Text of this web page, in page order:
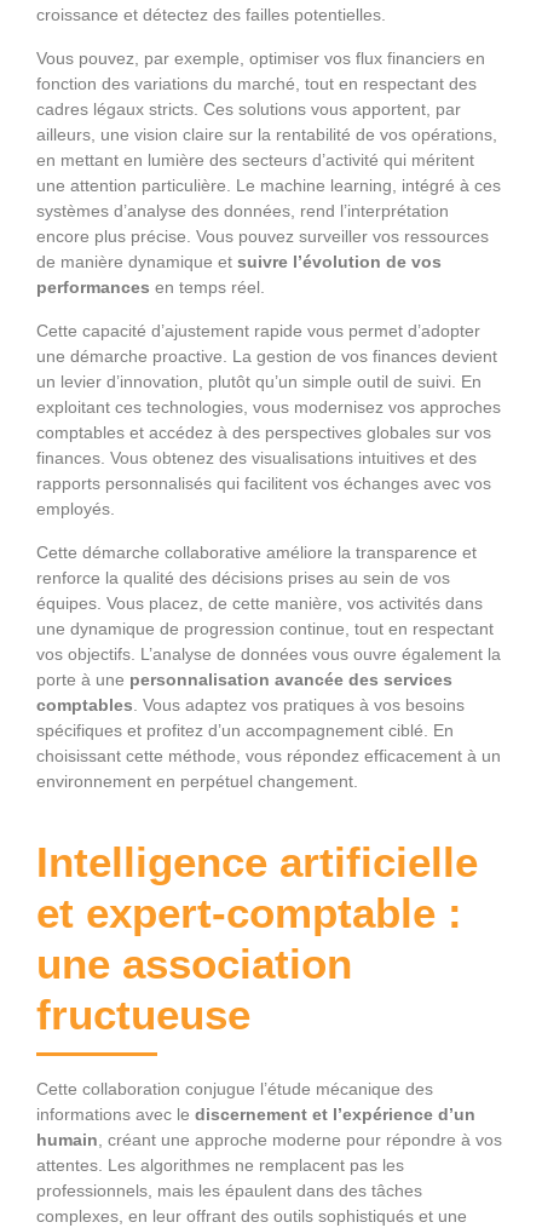
croissance et détectez des failles potentielles.
Vous pouvez, par exemple, optimiser vos flux financiers en
fonction des variations du marché, tout en respectant des
cadres légaux stricts. Ces solutions vous apportent, par
ailleurs, une vision claire sur la rentabilité de vos opérations,
en mettant en lumière des secteurs d’activité qui méritent
une attention particulière. Le machine learning, intégré à ces
systèmes d’analyse des données, rend l’interprétation
encore plus précise. Vous pouvez surveiller vos ressources
de manière dynamique et suivre l’évolution de vos
performances en temps réel.
Cette capacité d’ajustement rapide vous permet d’adopter
une démarche proactive. La gestion de vos finances devient
un levier d’innovation, plutôt qu’un simple outil de suivi. En
exploitant ces technologies, vous modernisez vos approches
comptables et accédez à des perspectives globales sur vos
finances. Vous obtenez des visualisations intuitives et des
rapports personnalisés qui facilitent vos échanges avec vos
employés.
Cette démarche collaborative améliore la transparence et
renforce la qualité des décisions prises au sein de vos
équipes. Vous placez, de cette manière, vos activités dans
une dynamique de progression continue, tout en respectant
vos objectifs. L’analyse de données vous ouvre également la
porte à une personnalisation avancée des services
comptables. Vous adaptez vos pratiques à vos besoins
spécifiques et profitez d’un accompagnement ciblé. En
choisissant cette méthode, vous répondez efficacement à un
environnement en perpétuel changement.
Intelligence artificielle
et expert-comptable :
une association
fructueuse
Cette collaboration conjugue l’étude mécanique des
informations avec le discernement et l’expérience d’un
humain, créant une approche moderne pour répondre à vos
attentes. Les algorithmes ne remplacent pas les
professionnels, mais les épaulent dans des tâches
complexes, en leur offrant des outils sophistiqués et une